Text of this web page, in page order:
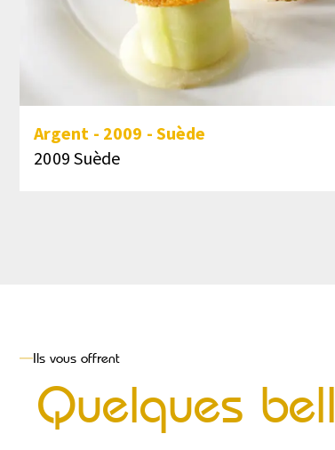
Argent - 2009 - Suède
2009 Suède
Ils vous offrent
Quelques